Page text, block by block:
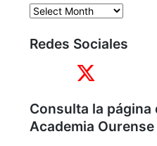
Archives
Redes Sociales
Consulta la página
Academia Ourense